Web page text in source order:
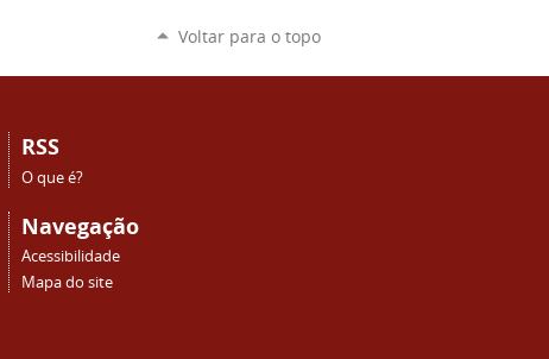
Voltar para o topo
RSS
O que é?
Navegação
Acessibilidade
Mapa do site